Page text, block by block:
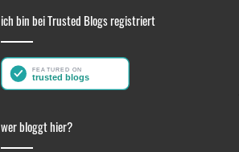
ich bin bei Trusted Blogs registriert
wer bloggt hier?